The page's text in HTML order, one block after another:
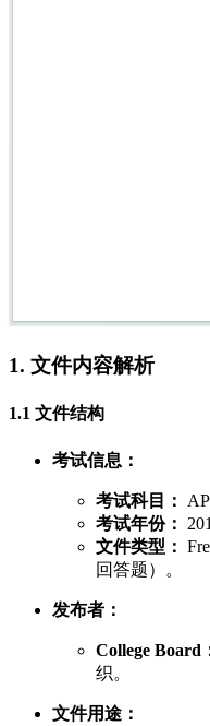
1. 文件内容解析
1.1 文件结构
考试信息：
考试科目：
考试年份：
文件类型：
回答题）。
发布者：
College Board
织。
文件用途：